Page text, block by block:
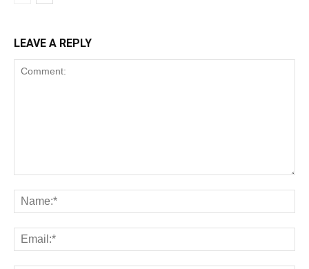
LEAVE A REPLY